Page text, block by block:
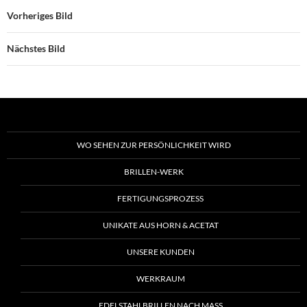
Vorheriges Bild
Nächstes Bild
WO SEHEN ZUR PERSÖNLICHKEIT WIRD
BRILLEN-WERK
FERTIGUNGSPROZESS
UNIKATE AUS HORN & ACETAT
UNSERE KUNDEN
WERKRAUM